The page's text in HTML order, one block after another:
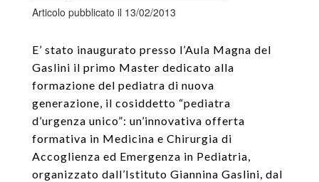
Articolo pubblicato il 13/02/2013
E’ stato inaugurato presso l’Aula Magna del
Gaslini il primo Master dedicato alla
formazione del pediatra di nuova
generazione, il cosiddetto “pediatra
d’urgenza unico”: un’innovativa offerta
formativa in Medicina e Chirurgia di
Accoglienza ed Emergenza in Pediatria,
organizzato dall’Istituto Giannina Gaslini, dal